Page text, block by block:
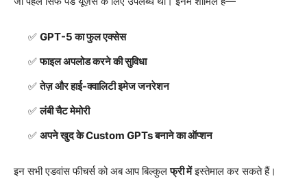
GPT-5 का फुल एक्सेस
फाइल अपलोड करने की सुविधा
तेज़ और हाई-क्वालिटी इमेज जनरेशन
लंबी चैट मेमोरी
अपने खुद के Custom GPTs बनाने का ऑप्शन
इन सभी एडवांस फीचर्स को अब आप बिल्कुलफ्री मेंइस्तेमाल कर सकते हैं।